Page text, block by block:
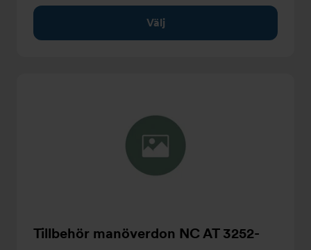
Välj
Tillbehör manöverdon NC AT 3252-